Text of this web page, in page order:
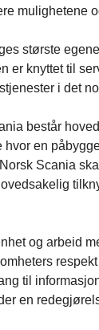
mulighetene
største
er knyttet til
i det
består
hvor en
Scania
og arbeid
til
en